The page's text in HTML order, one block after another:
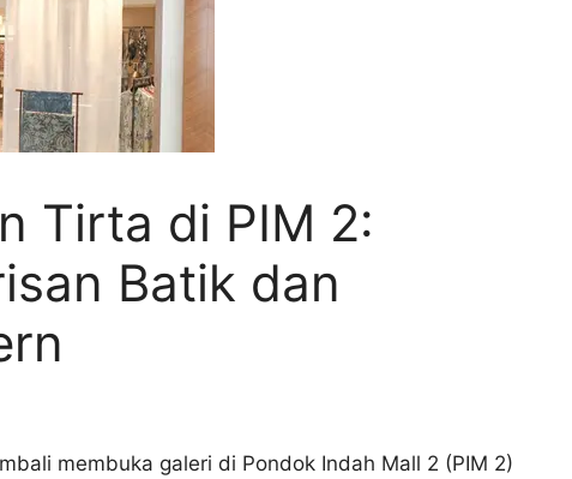
Tirta di PIM 2:
Batik dan
membuka galeri di Pondok Indah Mall 2 (PIM 2)